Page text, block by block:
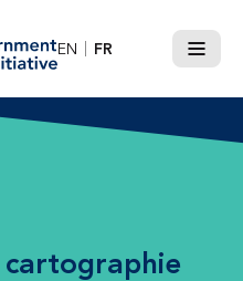
EN FR
Menu